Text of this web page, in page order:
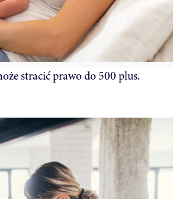
stracić prawo do 500 plus.